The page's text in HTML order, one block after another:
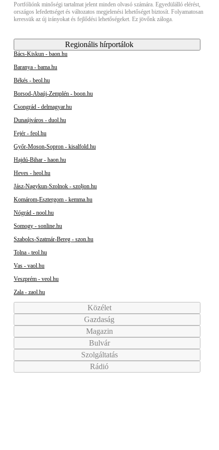
Portfóliónk minőségi tartalmat jelent minden olvasó számára. Egyedülálló elérést,
országos lefedettséget és változatos megjelenési lehetőséget biztosít. Folyamatosan
keressük az új irányokat és fejlődési lehetőségeket. Ez jövőnk záloga.
Regionális hírportálok
Bács-Kiskun - baon.hu
Baranya - bama.hu
Békés - beol.hu
Borsod-Abaúj-Zemplén - boon.hu
Csongrád - delmagyar.hu
Dunaújváros - duol.hu
Fejér - feol.hu
Győr-Moson-Sopron - kisalfold.hu
Hajdú-Bihar - haon.hu
Heves - heol.hu
Jász-Nagykun-Szolnok - szoljon.hu
Komárom-Esztergom - kemma.hu
Nógrád - nool.hu
Somogy - sonline.hu
Szabolcs-Szatmár-Bereg - szon.hu
Tolna - teol.hu
Vas - vaol.hu
Veszprém - veol.hu
Zala - zaol.hu
Közélet
Gazdaság
Magazin
Bulvár
Szolgáltatás
Rádió